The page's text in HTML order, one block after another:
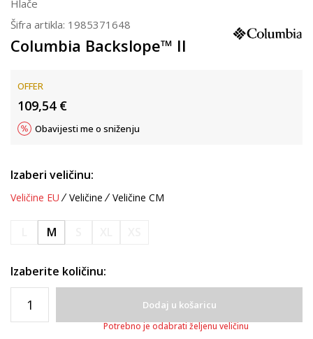
Hlače
Šifra artikla: 1985371648
Columbia Backslope™ II
OFFER
109,54 €
Obavijesti me o sniženju
Izaberi veličinu:
Veličine EU Veličine Veličine CM
M
Izaberite količinu:
Dodaj u košaricu
Potrebno je odabrati željenu veličinu